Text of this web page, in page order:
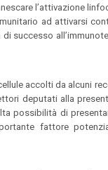
l’attivazione
ad attivarsi
successo
accolti da alcuni
deputati alla
possibilità di
fattore